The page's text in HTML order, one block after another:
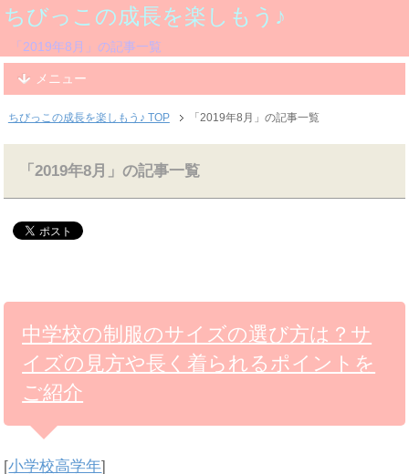
ちびっこの成長を楽しもう♪
「2019年8月」の記事一覧
メニュー
ちびっこの成長を楽しもう♪ TOP 「2019年8月」の記事一覧
「2019年8月」の記事一覧
中学校の制服のサイズの選び方は？サ
イズの見方や長く着られるポイントを
ご紹介
[小学校高学年]